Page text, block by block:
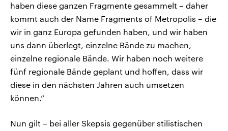
haben diese ganzen Fragmente gesammelt – daher
kommt auch der Name Fragments of Metropolis – die
wir in ganz Europa gefunden haben, und wir haben
uns dann überlegt, einzelne Bände zu machen,
einzelne regionale Bände. Wir haben noch weitere
fünf regionale Bände geplant und hoffen, dass wir
diese in den nächsten Jahren auch umsetzen
können.“
Nun gilt – bei aller Skepsis gegenüber stilistischen